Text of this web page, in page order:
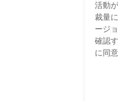
活動
裁量
ージ
確認
に同